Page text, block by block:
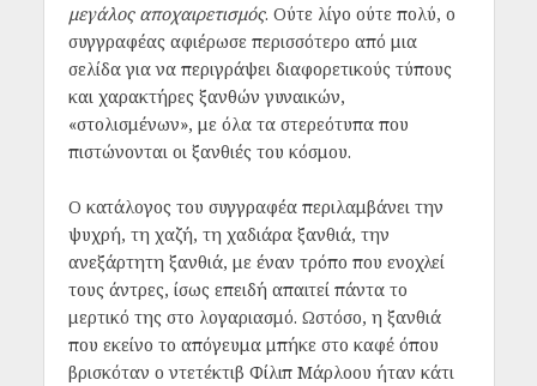
μεγάλος αποχαιρετισμός. Ούτε λίγο ούτε πολύ, ο
συγγραφέας αφιέρωσε περισσότερο από μια
σελίδα για να περιγράψει διαφορετικούς τύπους
και χαρακτήρες ξανθών γυναικών,
«στολισμένων», με όλα τα στερεότυπα που
πιστώνονται οι ξανθιές του κόσμου.
Ο κατάλογος του συγγραφέα περιλαμβάνει την
ψυχρή, τη χαζή, τη χαδιάρα ξανθιά, την
ανεξάρτητη ξανθιά, με έναν τρόπο που ενοχλεί
τους άντρες, ίσως επειδή απαιτεί πάντα το
μερτικό της στο λογαριασμό. Ωστόσο, η ξανθιά
που εκείνο το απόγευμα μπήκε στο καφέ όπου
βρισκόταν ο ντετέκτιβ Φίλιπ Μάρλοου ήταν κάτι